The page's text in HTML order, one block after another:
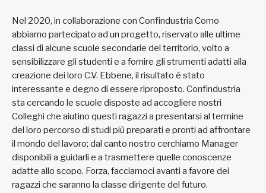
Nel 2020, in collaborazione con Confindustria Como
abbiamo partecipato ad un progetto, riservato alle ultime
classi di alcune scuole secondarie del territorio, volto a
sensibilizzare gli studenti e a fornire gli strumenti adatti alla
creazione dei loro C.V. Ebbene, il risultato è stato
interessante e degno di essere riproposto. Confindustria
sta cercando le scuole disposte ad accogliere nostri
Colleghi che aiutino questi ragazzi a presentarsi al termine
del loro percorso di studi più preparati e pronti ad affrontare
il mondo del lavoro; dal canto nostro cerchiamo Manager
disponibili a guidarli e a trasmettere quelle conoscenze
adatte allo scopo. Forza, facciamoci avanti a favore dei
ragazzi che saranno la classe dirigente del futuro.